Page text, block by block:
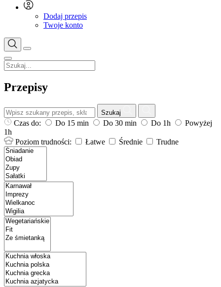
Dodaj przepis
Twoje konto
Przepisy
Szukaj
Czas do: Do 15 min Do 30 min Do 1h
Powyżej
1h
Poziom trudności:
Łatwe Średnie Trudne